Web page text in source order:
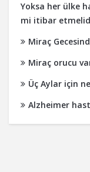
Yoksa her ülke
mi itibar
Miraç
Miraç orucu
Üç Aylar için
Alzheimer